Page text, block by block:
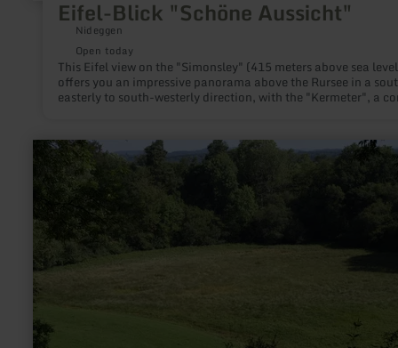
Eifel-Blick "Schöne Aussicht"
Nideggen
Open today
This Eifel view on the "Simonsley" (415 meters above sea
offers you an impressive panorama above the Rursee in a
easterly to south-westerly direction, with the "Kermeter", a
learn
about:
Hinkelsmaar